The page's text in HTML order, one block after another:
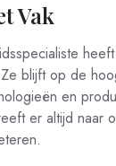
Vak
blijft op de
en
er altijd naar